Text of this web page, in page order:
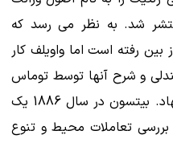
نوشت و در سال 1909 منتشر شد. به نظر می رسد که
رفته است اما واویلف کار
و شرح آنها توسط توماس
هانت مورگان، ژنتیک مگس، بنا نهاد. بیتسون در سال 1886 یک
تعاملات محیط و تنوع